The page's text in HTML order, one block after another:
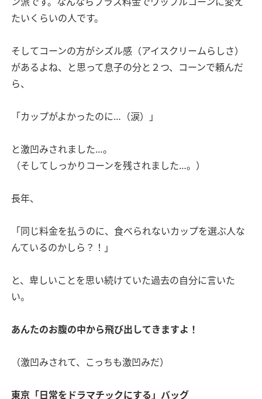
たいくらいの人です。
そしてコーンの方がシズル感（アイスクリームらしさ）
があるよね、と思って息子の分と２つ、コーンで頼んだ
ら、
「カップがよかったのに…（涙）」
と激凹みされました…。
（そしてしっかりコーンを残されました…。）
長年、
「同じ料金を払うのに、食べられないカップを選ぶ人な
んているのかしら？！」
と、卑しいことを思い続けていた過去の自分に言いた
い。
あんたのお腹の中から飛び出してきますよ！
（激凹みされて、こっちも激凹みだ）
東京 「日常をドラマチックにする」バッグ